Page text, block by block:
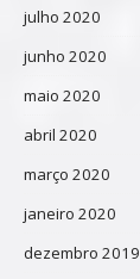
julho 2020
junho 2020
maio 2020
abril 2020
março 2020
janeiro 2020
dezembro 2019